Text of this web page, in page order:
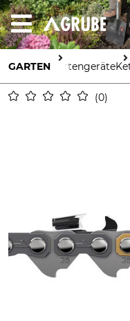
GARTEN Gartengeräte
0